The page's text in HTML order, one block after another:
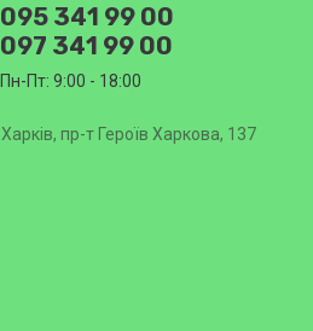
095 341 99 00
097 341 99 00
Пн-Пт: 9:00 - 18:00
Харків, пр-т Героїв Харкова, 137